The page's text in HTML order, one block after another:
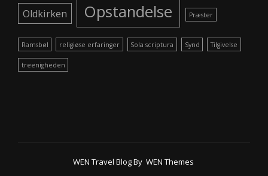
Oldkirken Opstandelse Præster
Ramsbøl religiøse erfaringer Sola scriptura Synd Tilgivelse
treenigheden
WEN Travel Blog By WEN Themes